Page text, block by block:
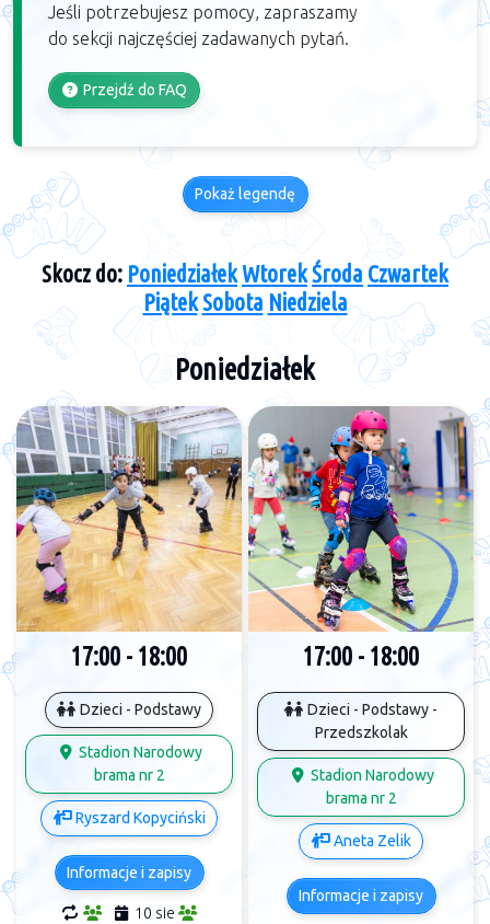
Jeśli potrzebujesz pomocy, zapraszamy
do sekcji najczęściej zadawanych pytań.
Przejdź do FAQ
Pokaż legendę
Skocz do: PoniedziałekWtorekŚroda Czwartek
PiątekSobota Niedziela
Poniedziałek
17:00 - 18:00
Dzieci - Podstawy
Stadion Narodowy
brama nr 2
Ryszard Kopyciński
Informacje i zapisy
10 sie
17:00 - 18:00
Dzieci - Podstawy -
Przedszkolak
Stadion Narodowy
brama nr 2
Aneta Zelik
Informacje i zapisy